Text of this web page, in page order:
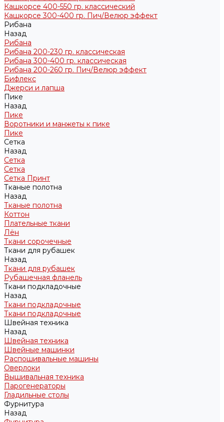
Кашкорсе 400-550 гр. классический
Кашкорсе 300-400 гр. Пич/Велюр эффект
Рибана
Назад
Рибана
Рибана 200-230 гр. классическая
Рибана 300-400 гр. классическая
Рибана 200-260 гр. Пич/Велюр эффект
Бифлекс
Джерси и лапша
Пике
Назад
Пике
Воротники и манжеты к пике
Пике
Сетка
Назад
Сетка
Сетка
Сетка Принт
Тканые полотна
Назад
Тканые полотна
Коттон
Плательные ткани
Лён
Ткани сорочечные
Ткани для рубашек
Назад
Ткани для рубашек
Рубашечная фланель
Ткани подкладочные
Назад
Ткани подкладочные
Ткани подкладочные
Швейная техника
Назад
Швейная техника
Швейные машинки
Распошивальные машины
Оверлоки
Вышивальная техника
Парогенераторы
Гладильные столы
Фурнитура
Назад